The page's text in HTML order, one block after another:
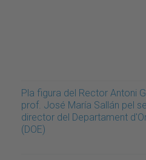
Pla figura del Rector Antoni
prof. José María Sallán pel
director del Departament
(DOE)